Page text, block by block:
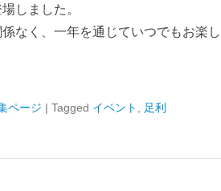
しました。
なく、一年を通じていつでもお楽し
ページ | Tagged イベント 足利